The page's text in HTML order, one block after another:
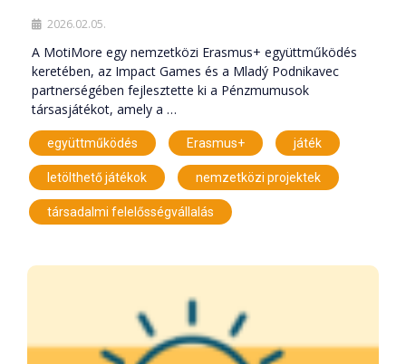
2026.02.05.
A MotiMore egy nemzetközi Erasmus+ együttműködés
keretében, az Impact Games és a Mladý Podnikavec
partnerségében fejlesztette ki a Pénzmumusok
társasjátékot, amely a …
együttműködés Erasmus+ játék
letölthető játékok nemzetközi projektek
társadalmi felelősségvállalás